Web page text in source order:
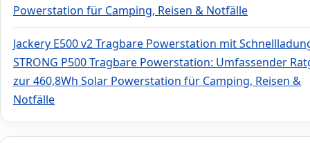
Powerstation für Camping, Reisen & Notfälle
Jackery E500 v2 Tragbare Powerstation mit
STRONG P500 Tragbare Powerstation: Umfassender
zur 460,8Wh Solar Powerstation für Camping, Reisen &
Notfälle